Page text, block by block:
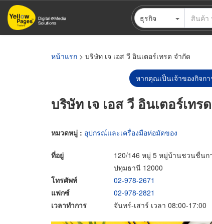
ข้าม
ไป
ธุรกิจ
หน้าแรก > บริษัท เจ เอส วี อินเตอร์เทรด จำกัด
หากคุณเป็นเจ้าของกิจก
บริษัท เจ เอส วี อินเตอร์เทร
หมวดหมู่ : อุปกรณ์และเครื่องมือห่อมัดของ
ที่อยู่
120/146 หมู่ 5 หมู่บ้านชวนชื่นก
ปทุมธานี 12000
โทรศัพท์
02-978-2671
แฟกซ์
02-978-2821
เวลาทำการ
จันทร์-เสาร์ เวลา 08:00-17:00